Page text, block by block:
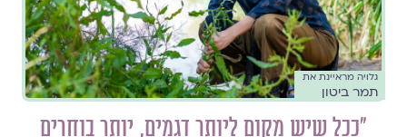
גלויה מראיינת את
תמר ביטון
״ככל שיש מקום ליותר דגמים, יותר בוחרים